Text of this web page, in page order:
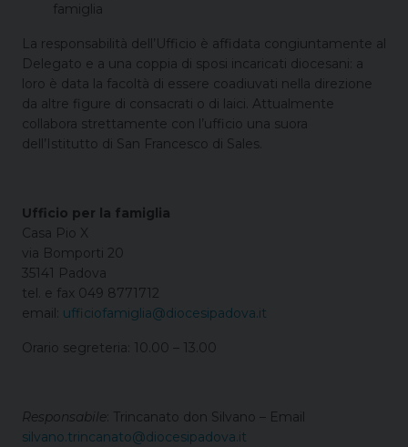
famiglia
La responsabilità dell’Ufficio è affidata congiuntamente al
Delegato e a una coppia di sposi incaricati diocesani: a
loro è data la facoltà di essere coadiuvati nella direzione
da altre figure di consacrati o di laici. Attualmente
collabora strettamente con l’ufficio una suora
dell’Istitutto di San Francesco di Sales.
Ufficio per la famiglia
Casa Pio X
via Bomporti 20
35141 Padova
tel. e fax 049 8771712
email: ufficiofamiglia@diocesipadova.it
Orario segreteria: 10.00 – 13.00
Responsabile : Trincanato don Silvano – Email
silvano.trincanato@diocesipadova.it